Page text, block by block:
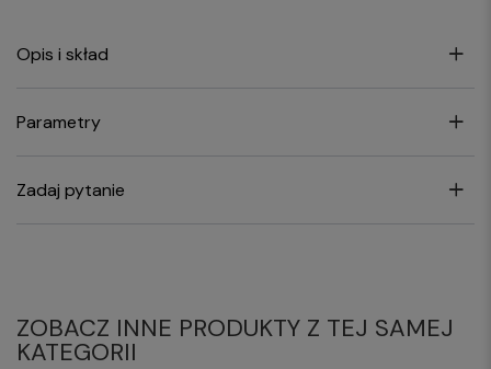
Opis i skład
Parametry
Zadaj pytanie
ZOBACZ INNE PRODUKTY Z TEJ SAMEJ
KATEGORII